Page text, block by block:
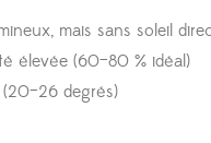
mais sans soleil
élevée (60–80 % idéal)
degrés)